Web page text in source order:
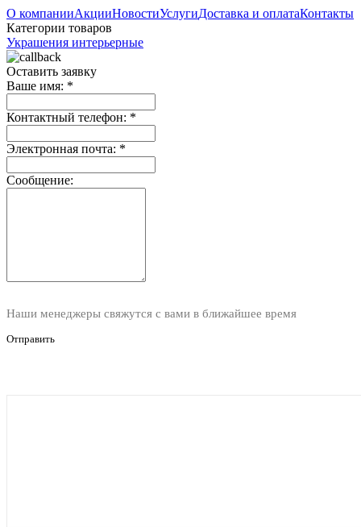
О компанииАкцииНовостиУслугиДоставка и оплатаКонтакты
Категории товаров
Украшения интерьерные
Оставить заявку
Ваше имя: *
Контактный телефон: *
Электронная почта: *
Сообщение:
Наши менеджеры свяжутся с вами в ближайшее время
Отправить